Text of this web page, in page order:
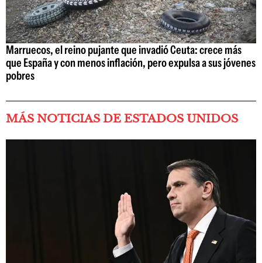
Marruecos, el reino pujante que invadió Ceuta: crece más
que España y con menos inflación, pero expulsa a sus jóvenes
pobres
MÁS NOTICIAS DE ESTADOS UNIDOS